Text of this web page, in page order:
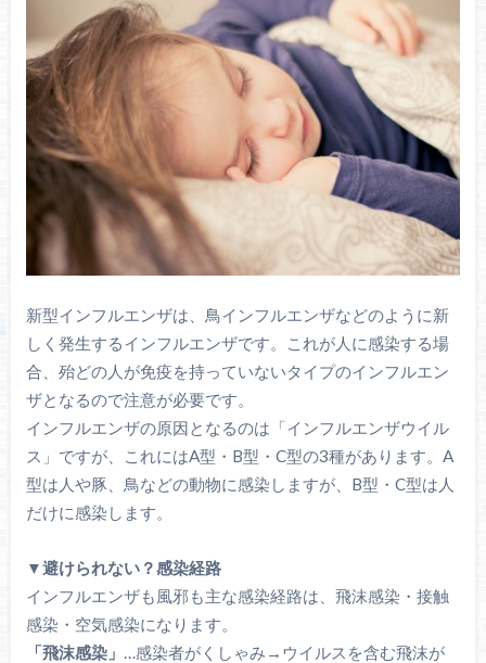
新型インフルエンザは、鳥インフルエンザなどのように新
しく発生するインフルエンザです。これが人に感染する場
合、殆どの人が免疫を持っていないタイプのインフルエン
ザとなるので注意が必要です。
インフルエンザの原因となるのは「インフルエンザウイル
ス」ですが、これにはA型・B型・C型の3種があります。A
型は人や豚、鳥などの動物に感染しますが、B型・C型は人
だけに感染します。
▼避けられない？感染経路
インフルエンザも風邪も主な感染経路は、飛沫感染・接触
感染・空気感染になります。
「飛沫感染」 …感染者がくしゃみ→ウイルスを含む飛沫が